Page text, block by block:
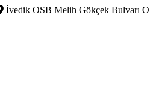
İvedik OSB Melih Gökçek Bulvarı